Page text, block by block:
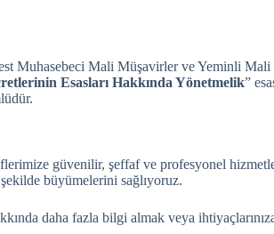
Muhasebeci Mali Müşavirler ve Yeminli
Esasları Hakkında Yönetmelik”
güvenilir, şeffaf ve profesyonel
büyümelerini sağlıyoruz.
daha fazla bilgi almak veya